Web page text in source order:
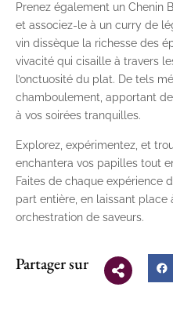
Prenez également un Chenin
et associez-le à un curry de
vin dissèque la richesse des
vivacité qui cisaille à travers
l’onctuosité du plat. De tels
chamboulement, apportant
à vos soirées tranquilles.
Explorez, expérimentez, et
enchantera vos papilles tout
Faites de chaque expérience
part entière, en laissant place
orchestration de saveurs.
Partager sur